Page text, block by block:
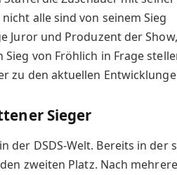
alle sind von seinem Sieg
Juror und Produzent der
von Fröhlich in Frage
zu den aktuellen
Sieger
der DSDS-Welt. Bereits in der
zweiten Platz. Nach